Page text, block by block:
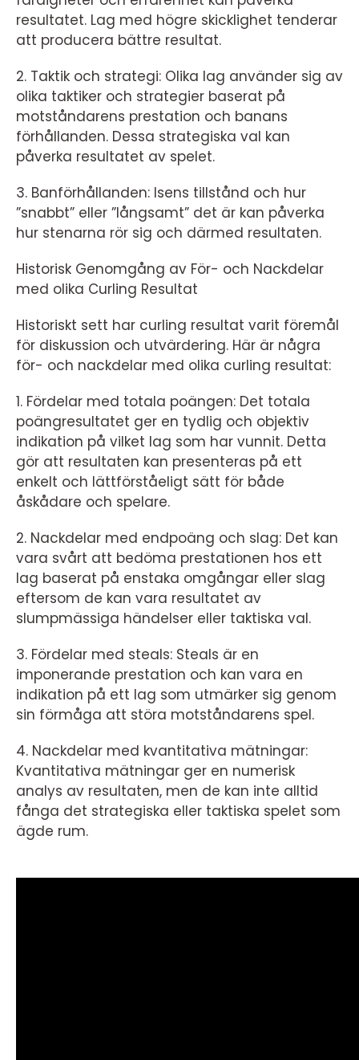
resultatet. Lag med högre skicklighet tenderar
att producera bättre resultat.
2. Taktik och strategi: Olika lag använder sig av
olika taktiker och strategier baserat på
motståndarens prestation och banans
förhållanden. Dessa strategiska val kan
påverka resultatet av spelet.
3. Banförhållanden: Isens tillstånd och hur
”snabbt” eller ”långsamt” det är kan påverka
hur stenarna rör sig och därmed resultaten.
Historisk Genomgång av För- och Nackdelar
med olika Curling Resultat
Historiskt sett har curling resultat varit föremål
för diskussion och utvärdering. Här är några
för- och nackdelar med olika curling resultat:
1. Fördelar med totala poängen: Det totala
poängresultatet ger en tydlig och objektiv
indikation på vilket lag som har vunnit. Detta
gör att resultaten kan presenteras på ett
enkelt och lättförståeligt sätt för både
åskådare och spelare.
2. Nackdelar med endpoäng och slag: Det kan
vara svårt att bedöma prestationen hos ett
lag baserat på enstaka omgångar eller slag
eftersom de kan vara resultatet av
slumpmässiga händelser eller taktiska val.
3. Fördelar med steals: Steals är en
imponerande prestation och kan vara en
indikation på ett lag som utmärker sig genom
sin förmåga att störa motståndarens spel.
4. Nackdelar med kvantitativa mätningar:
Kvantitativa mätningar ger en numerisk
analys av resultaten, men de kan inte alltid
fånga det strategiska eller taktiska spelet som
ägde rum.